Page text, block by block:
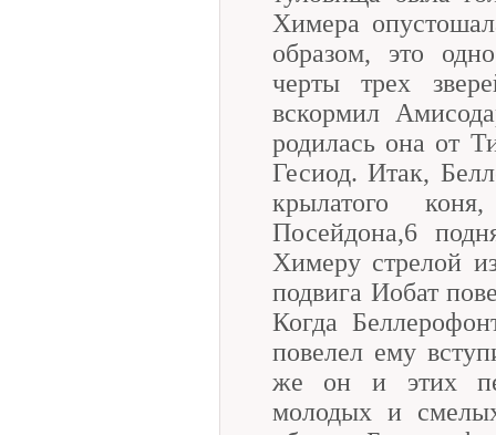
Химера
образом, это
черты трех
вскормил
родилась она от
Гесиод. Итак,
крылатого
Посейдона,6
Химеру стрелой
подвига Иобат
Когда
повелел ему
же он и этих
молодых и